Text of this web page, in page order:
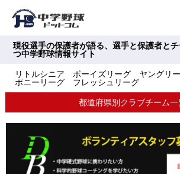
現役選手の保護者が語る、選手と保護者と
つ中学野球情報サイト
リトルシニア ボーイズリーグ ヤングリ
ポニーリーグ フレッシュリーグ
都道府県別クラブチーム一